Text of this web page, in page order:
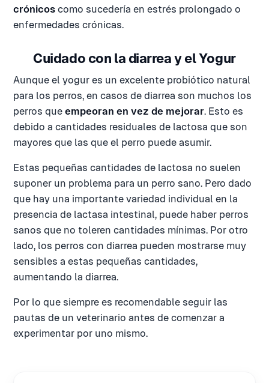
crónicos como sucedería en estrés prolongado o
enfermedades crónicas.
Cuidado con la diarrea y el Yogur
Aunque el yogur es un excelente probiótico natural
para los perros, en casos de diarrea son muchos los
perros que empeoran en vez de mejorar. Esto es
debido a cantidades residuales de lactosa que son
mayores que las que el perro puede asumir.
Estas pequeñas cantidades de lactosa no suelen
suponer un problema para un perro sano. Pero dado
que hay una importante variedad individual en la
presencia de lactasa intestinal, puede haber perros
sanos que no toleren cantidades mínimas. Por otro
lado, los perros con diarrea pueden mostrarse muy
sensibles a estas pequeñas cantidades,
aumentando la diarrea.
Por lo que siempre es recomendable seguir las
pautas de un veterinario antes de comenzar a
experimentar por uno mismo.